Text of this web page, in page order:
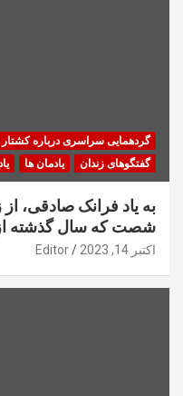
گردهمایی سراسری درباره کشتار
گفتگوهای زندان
یادمان ها
به یاد فرانک صادقی،
شصت که سال گذشته
اکتبر 14, 2023 Editor